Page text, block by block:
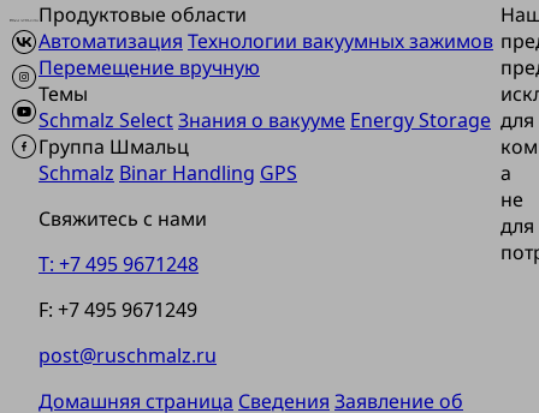
Продуктовые области
Автоматизация Технологии вакуумных зажимов
Перемещение вручную
Темы
Schmalz SelectЗнания о вакууме Energy Storage
Группа Шмальц
Schmalz Binar Handling GPS
Свяжитесь с нами
T: +7 495 9671248
F: +7 495 9671249
post@ruschmalz.ru
для
а
не
для
Домашняя страница Сведения Заявление об